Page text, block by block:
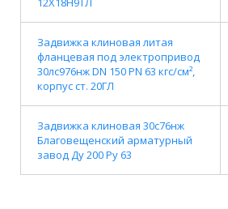
Задвижка клиновая литая
фланцевая под электропривод
30лс976нж DN 150 PN 63 кгс/см²,
корпус ст. 20ГЛ
Задвижка клиновая 30с76нж
Благовещенский арматурный
завод Ду 200 Ру 63